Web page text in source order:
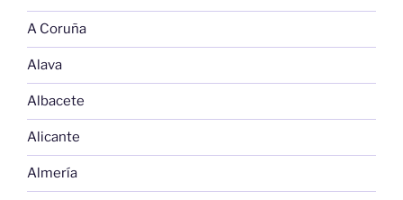
A Coruña
Alava
Albacete
Alicante
Almería